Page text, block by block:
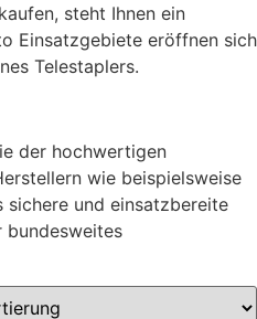
steht Ihnen ein
Einsatzgebiete eröffnen sich
Telestaplers.
der hochwertigen
wie beispielsweise
sichere und einsatzbereite
bundesweites